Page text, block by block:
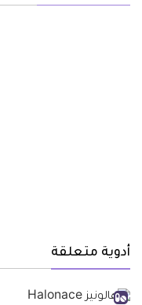
أدوية متعلقة